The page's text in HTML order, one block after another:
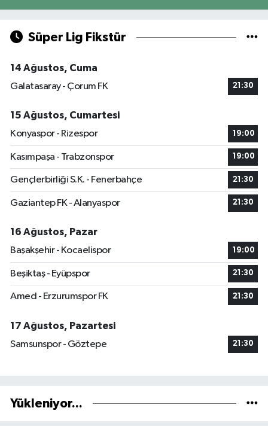
Süper Lig Fikstür
14 Ağustos, Cuma
Galatasaray - Çorum FK
21:30
15 Ağustos, Cumartesi
Konyaspor - Rizespor
19:00
Kasımpaşa - Trabzonspor 19:00
Gençlerbirliği S.K. - Fenerbahçe 21:30
Gaziantep FK - Alanyaspor 21:30
16 Ağustos, Pazar
Başakşehir - Kocaelispor
19:00
Beşiktaş - Eyüpspor 21:30
Amed - Erzurumspor FK 21:30
17 Ağustos, Pazartesi
Samsunspor - Göztepe
21:30
Yükleniyor...